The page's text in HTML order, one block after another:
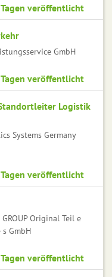
veröffentlicht
GmbH
veröffentlicht
Logistik
Systems Germany
veröffentlicht
GROUP Original Teil e
GmbH
veröffentlicht